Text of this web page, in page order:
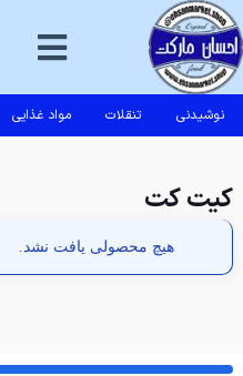
نوشیدنی تنقلات مواد غذایی
کیت کت
هیچ محصولی یافت نشد.